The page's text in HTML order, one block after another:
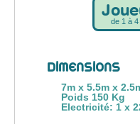
de 1 à 4
DIMENSIONS
7m x 5.5m x
Poids 150 Kg
Electricité: 1 x